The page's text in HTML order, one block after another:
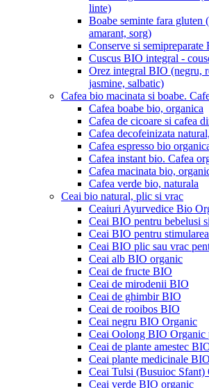
linte)
Boabe seminte fara gluten
amarant, sorg)
Conserve si semipreparate
Cuscus BIO integral -
Orez integral BIO (negru,
jasmine, salbatic)
Cafea bio macinata si boabe.
Cafea boabe bio, organica
Cafea de cicoare si cafea
Cafea decofeinizata
Cafea espresso bio
Cafea instant bio. Cafea
Cafea macinata bio,
Cafea verde bio, naturala
Ceai bio natural, plic si vrac
Ceaiuri Ayurvedice Bio
Ceai BIO pentru bebelusi
Ceai BIO pentru
Ceai BIO plic sau vrac
Ceai alb BIO organic
Ceai de fructe BIO
Ceai de mirodenii BIO
Ceai de ghimbir BIO
Ceai de rooibos BIO
Ceai negru BIO Organic
Ceai Oolong BIO Organic
Ceai de plante amestec
Ceai plante medicinale BIO
Ceai Tulsi (Busuioc Sfant)
Ceai verde BIO organic